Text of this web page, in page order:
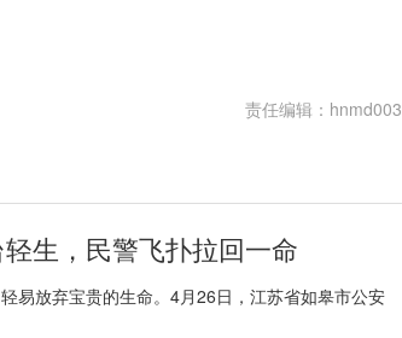
责任编辑：hnmd003
生，民警飞扑拉回一命
易放弃宝贵的生命。4月26日，江苏省如皋市公安